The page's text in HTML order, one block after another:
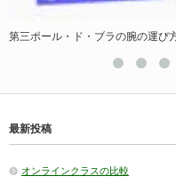
第三ポール・ド・ブラの腕の運び
最新投稿
オンラインクラスの比較